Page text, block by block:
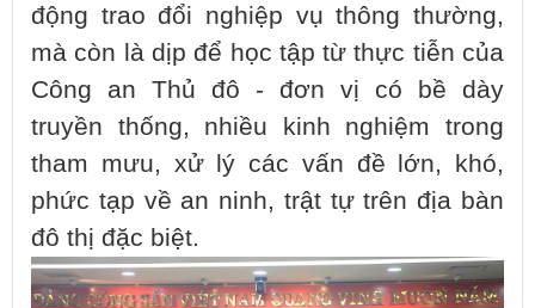
động trao đổi nghiệp vụ thông thường,
mà còn là dịp để học tập từ thực tiễn của
Công an Thủ đô - đơn vị có bề dày
truyền thống, nhiều kinh nghiệm trong
tham mưu, xử lý các vấn đề lớn, khó,
phức tạp về an ninh, trật tự trên địa bàn
đô thị đặc biệt.